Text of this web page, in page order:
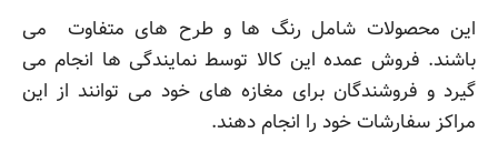
این محصولات شامل رنگ ها و طرح های متفاوت می
باشند. فروش عمده این کالا توسط نمایندگی ها انجام می
گیرد و فروشندگان برای مغازه های خود می توانند از این
مراکز سفارشات خود را انجام دهند.